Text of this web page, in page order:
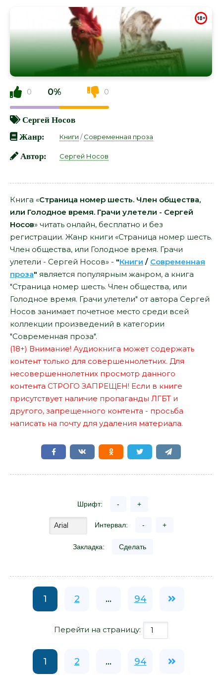
0 0% 0
Сергей Носов
Жанр:
Книги /Современная проза
Автор: Сергей Носов
Книга «Страница номер шесть. Член общества,
или Голодное время. Грачи улетели - Сергей
Носов» читать онлайн, бесплатно и без
регистрации. Жанр книги «Страница номер шесть.
Член общества, или Голодное время. Грачи
улетели - Сергей Носов» - "Книги / Современная
проза" является популярным жанром, а книга
"Страница номер шесть. Член общества, или
Голодное время. Грачи улетели" от автора Сергей
Носов занимает почетное место среди всей
коллекции произведений в категории
"Современная проза".
(18+) Внимание! Аудиокнига может содержать
контент только для совершеннолетних. Для
несовершеннолетних просмотр данного
контента СТРОГО ЗАПРЕЩЕН! Если в книге
присутствует наличие пропаганды ЛГБТ и
другого, запрещенного контента - просьба
написать на почту для удаления материала.
Шрифт: - +
Интервал: - +
Закладка: Сделать
1 2 ... 94
Перейти на страницу:
1 2 ... 94